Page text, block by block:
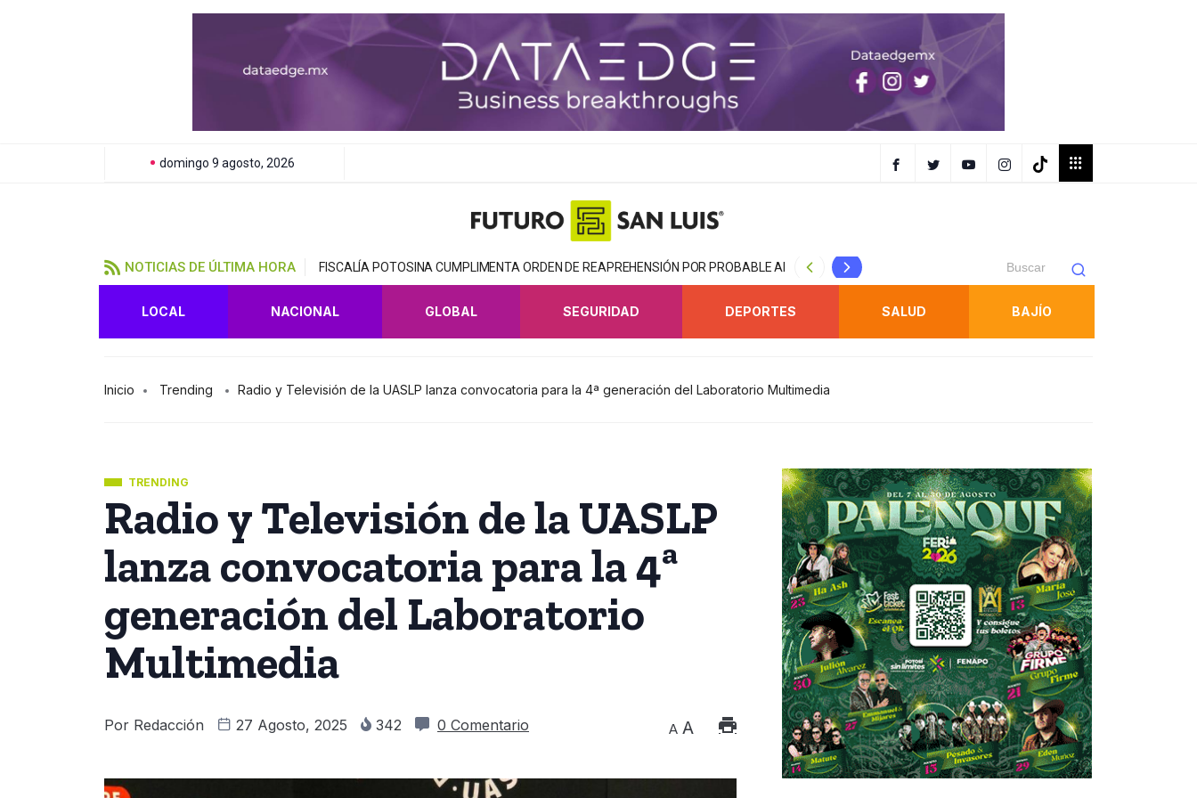
domingo 9 agosto, 2026
NOTICIAS DE ÚLTIMA HORA FISCALÍA POTOSINA CUMPLIMENTA ORDEN DE REAPREHENSIÓN POR PROBABLE ABUSO SEXUAL* ESTRATEGIA INTEGRAL DE SEGURIDAD FORTALECE
LOCAL NACIONAL GLOBAL SEGURIDAD DEPORTES SALUD BAJÍO
Inicio Trending Radio y Televisión de la UASLP lanza convocatoria para la 4ª generación del Laboratorio Multimedia
TRENDING
Radio y Televisión de la UASLP
lanza convocatoria para la 4ª
generación del Laboratorio
Multimedia
Por Redacción 27 Agosto, 2025 342 0 Comentario A A